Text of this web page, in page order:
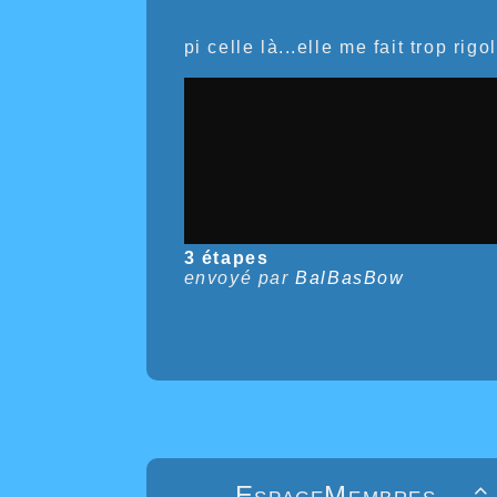
pi celle là...elle me fait trop
3 étapes
envoyé parBalBasBow
